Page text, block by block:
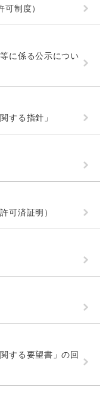
制度）
に係る公示につい
する指針」
可済証明）
する要望書」の回